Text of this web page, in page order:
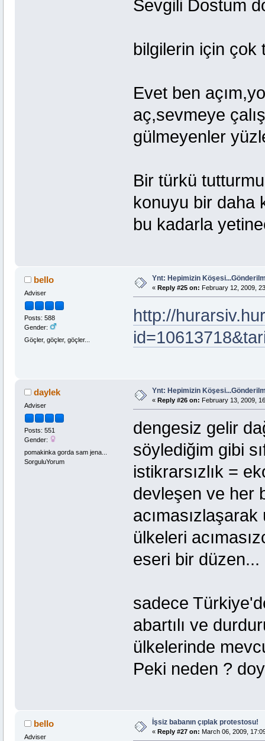
Sevgili Dostum
bilgilerin için çok
Evet ben
aç,sevmeye
gülmeyenler
Bir türkü
konuyu bir daha
bu kadarla
bello
Adviser
Posts: 588
Gender:
Göçler, göçler, göçler...
Ynt: Hepimizin
« Reply #25 on: February 12, 2009,
http://
daylek
Adviser
Posts: 551
Gender:
pomakinka gorda sam jena...
SorguluYorum
Ynt: Hepimizin
« Reply #26 on: February 13, 2009,
dengesiz gelir
söylediğim gibi
istikrarsızlık =
devleşen ve her
ülkeleri
eseri bir düzen...
sadece
abartılı ve
ülkelerinde
Peki neden ?
bello
Adviser
İşsiz babanın çıplak protestosu!
« Reply #27 on: March 06, 2009,